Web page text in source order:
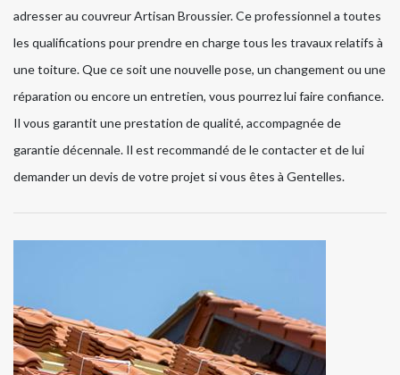
adresser au couvreur Artisan Broussier. Ce professionnel a toutes
les qualifications pour prendre en charge tous les travaux relatifs à
une toiture. Que ce soit une nouvelle pose, un changement ou une
réparation ou encore un entretien, vous pourrez lui faire confiance.
Il vous garantit une prestation de qualité, accompagnée de
garantie décennale. Il est recommandé de le contacter et de lui
demander un devis de votre projet si vous êtes à Gentelles.